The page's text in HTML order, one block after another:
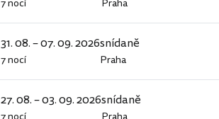
7 nocí Praha
31. 08. – 07. 09. 2026
7 nocí
snídaně
Praha
27. 08. – 03. 09. 2026snídaně